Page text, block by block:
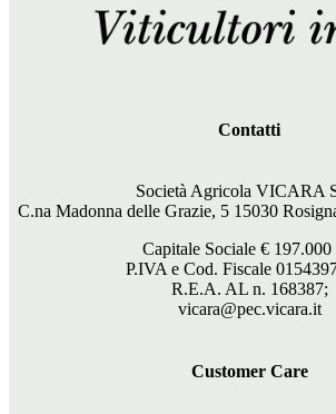
Contatti
Società Agricola VICARA
C.na Madonna delle Grazie, 5 15030
Capitale Sociale € 197.000
P.IVA e Cod. Fiscale
R.E.A. AL n. 168387;
vicara@pec.vicara.it
Customer Care